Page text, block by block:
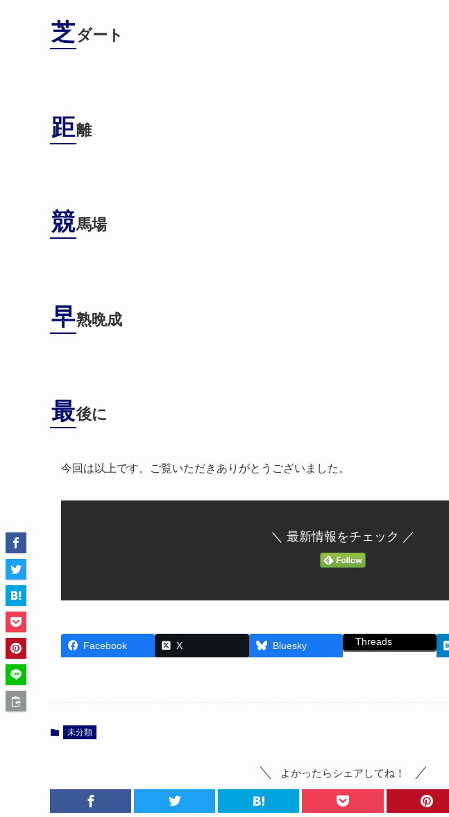
芝ダート
距離
競馬場
早熟晩成
最後に
今回は以上です。ご覧いただきありがとうございました。
＼ 最新情報をチェック ／
Facebook X Bluesky Threads
未分類
よかったらシェアしてね！